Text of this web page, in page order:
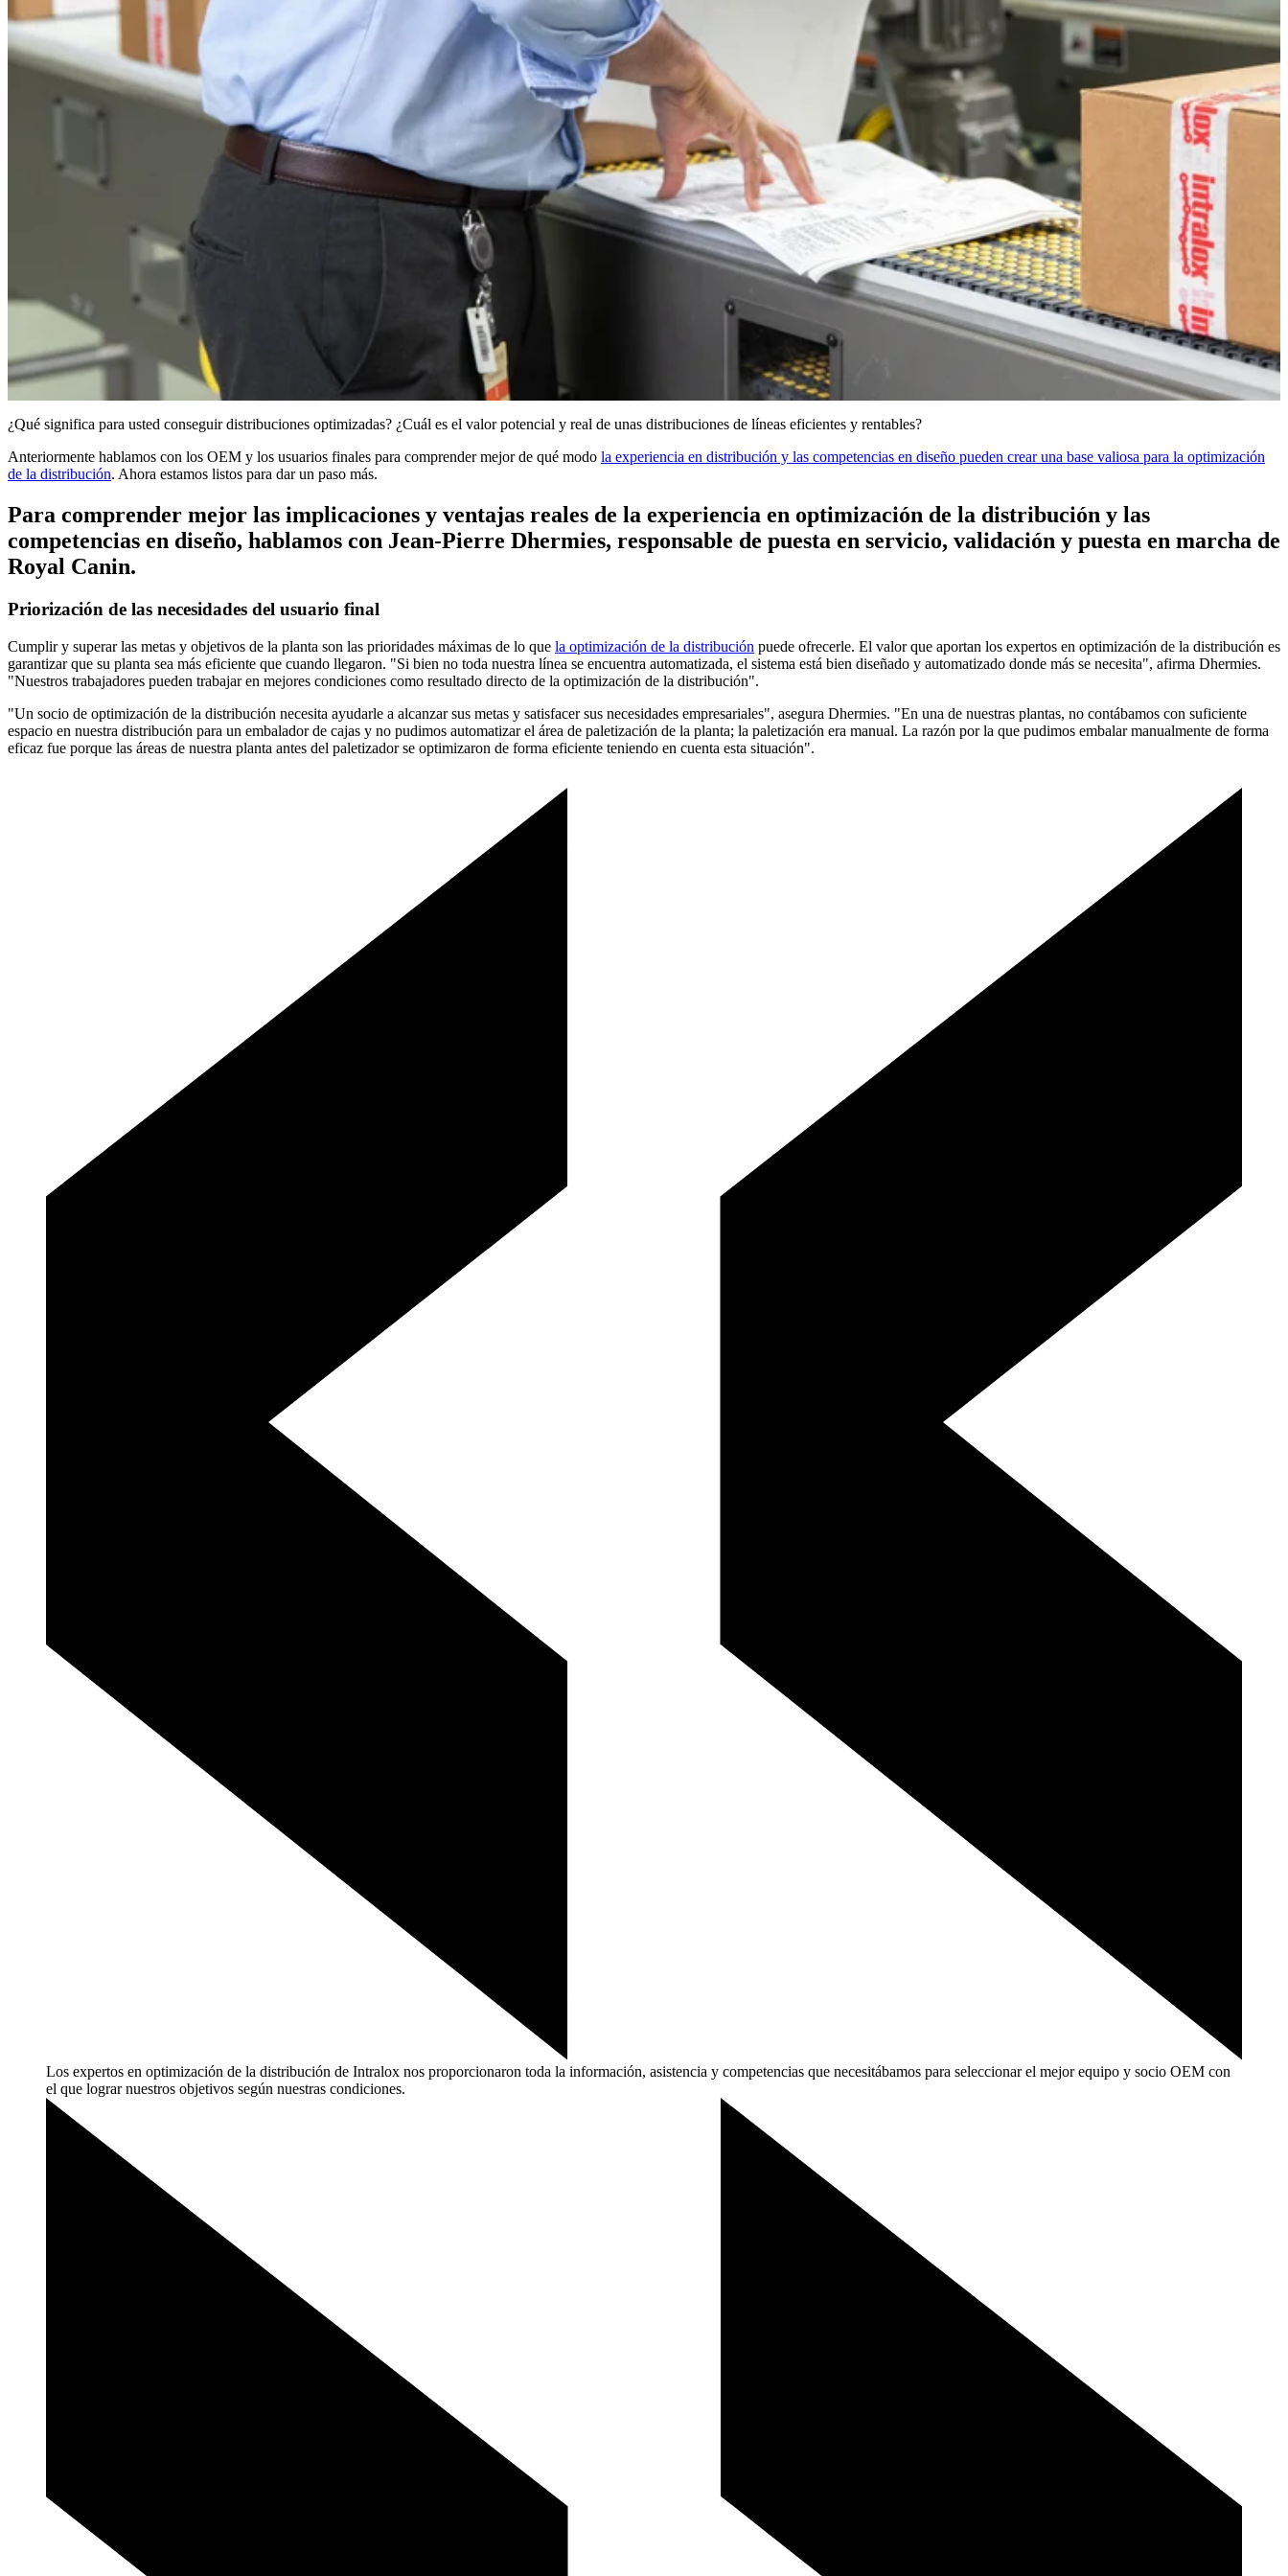
¿Qué significa para usted conseguir distribuciones optimizadas? ¿Cuál es el valor potencial y real de unas distribuciones de líneas eficientes y rentables?
Anteriormente hablamos con los OEM y los usuarios finales para comprender mejor de qué modo la experiencia en distribución y las competencias en diseño pueden crear una base valiosa para la optimización
de la distribución. Ahora estamos listos para dar un paso más.
Para comprender mejor las implicaciones y ventajas reales de la experiencia en optimización de la distribución y las
competencias en diseño, hablamos con Jean-Pierre Dhermies, responsable de puesta en servicio, validación y puesta en marcha de
Royal Canin.
Priorización de las necesidades del usuario final
Cumplir y superar las metas y objetivos de la planta son las prioridades máximas de lo que la optimización de la distribución puede ofrecerle. El valor que aportan los expertos en optimización de la distribución es
garantizar que su planta sea más eficiente que cuando llegaron. "Si bien no toda nuestra línea se encuentra automatizada, el sistema está bien diseñado y automatizado donde más se necesita", afirma Dhermies.
"Nuestros trabajadores pueden trabajar en mejores condiciones como resultado directo de la optimización de la distribución".
"Un socio de optimización de la distribución necesita ayudarle a alcanzar sus metas y satisfacer sus necesidades empresariales", asegura Dhermies. "En una de nuestras plantas, no contábamos con suficiente
espacio en nuestra distribución para un embalador de cajas y no pudimos automatizar el área de paletización de la planta; la paletización era manual. La razón por la que pudimos embalar manualmente de forma
eficaz fue porque las áreas de nuestra planta antes del paletizador se optimizaron de forma eficiente teniendo en cuenta esta situación".
Los expertos en optimización de la distribución de Intralox nos proporcionaron toda la información, asistencia y competencias que necesitábamos para seleccionar el mejor equipo y socio OEM con
el que lograr nuestros objetivos según nuestras condiciones.